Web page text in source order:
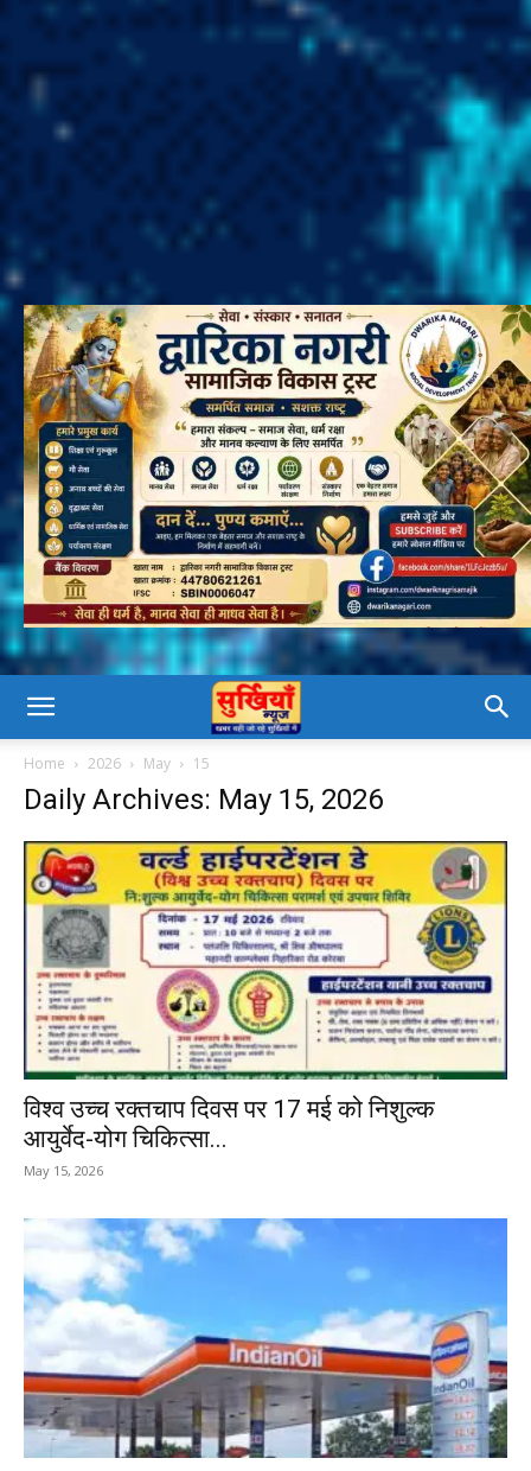
Home 2026 May 15
Daily Archives: May 15, 2026
विश्व उच्च रक्तचाप दिवस पर 17 मई को निशुल्क
आयुर्वेद-योग चिकित्सा...
May 15, 2026